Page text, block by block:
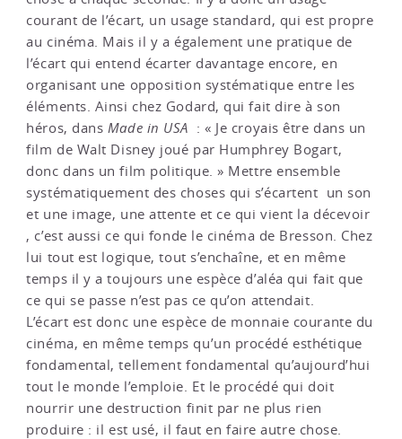
courant de l’écart, un usage standard, qui est propre
au cinéma. Mais il y a également une pratique de
l’écart qui entend écarter davantage encore, en
organisant une opposition systématique entre les
éléments. Ainsi chez Godard, qui fait dire à son
héros, dans Made in USA : « Je croyais être dans un
film de Walt Disney joué par Humphrey Bogart,
donc dans un film politique. » Mettre ensemble
systématiquement des choses qui s’écartent ­ un son
et une image, une attente et ce qui vient la décevoir
­, c’est aussi ce qui fonde le cinéma de Bresson. Chez
lui tout est logique, tout s’enchaîne, et en même
temps il y a toujours une espèce d’aléa qui fait que
ce qui se passe n’est pas ce qu’on attendait.
L’écart est donc une espèce de monnaie courante du
cinéma, en même temps qu’un procédé esthétique
fondamental, tellement fondamental qu’aujourd’hui
tout le monde l’emploie. Et le procédé qui doit
nourrir une destruction finit par ne plus rien
produire : il est usé, il faut en faire autre chose.